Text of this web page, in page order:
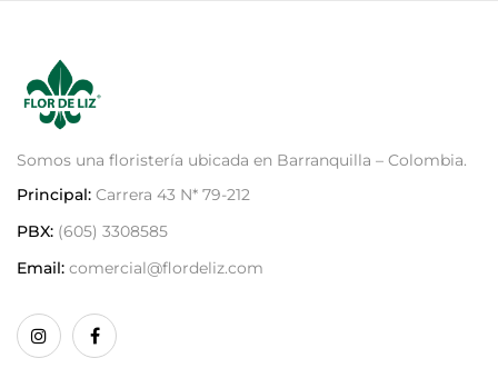
Somos una floristería ubicada en Barranquilla – Colombia.
Principal: Carrera 43 N* 79-212
PBX: (605) 3308585
Email: comercial@flordeliz.com